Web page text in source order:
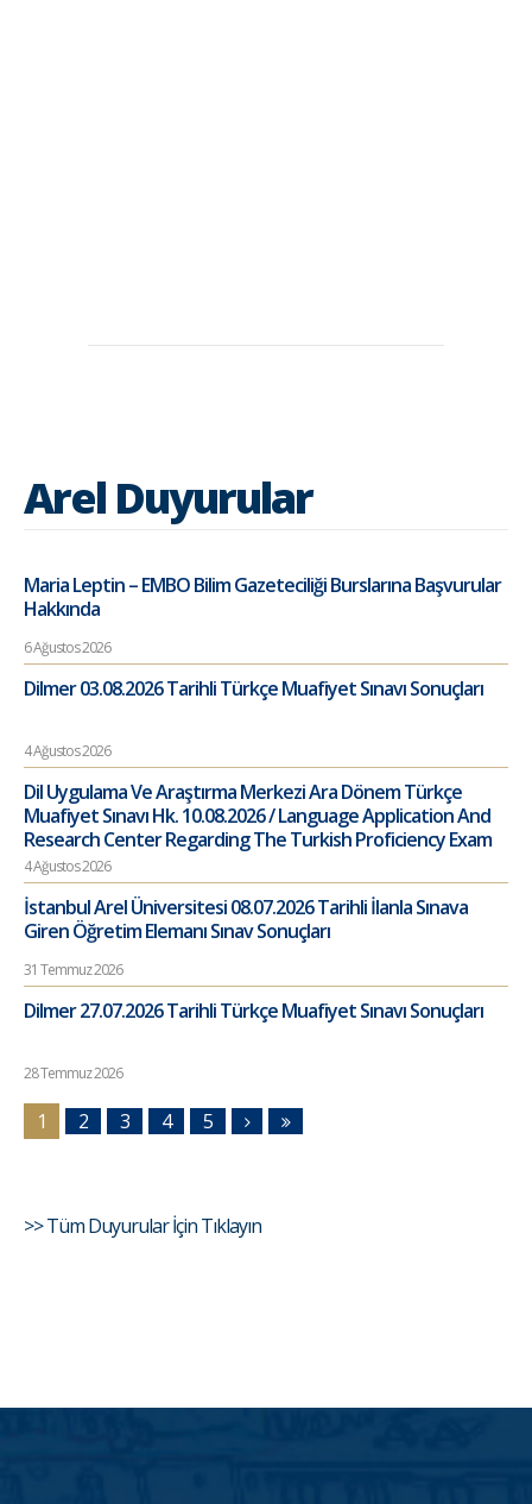
Arel Duyurular
Maria Leptin – EMBO Bilim Gazeteciliği Burslarına Başvurular
Hakkında
6 Ağustos 2026
Dilmer 03.08.2026 Tarihli Türkçe Muafiyet Sınavı Sonuçları
4 Ağustos 2026
Dil Uygulama Ve Araştırma Merkezi Ara Dönem Türkçe
Muafiyet Sınavı Hk. 10.08.2026 / Language Application And
Research Center Regarding The Turkish Proficiency Exam
4 Ağustos 2026
İstanbul Arel Üniversitesi 08.07.2026 Tarihli İlanla Sınava
Giren Öğretim Elemanı Sınav Sonuçları
31 Temmuz 2026
Dilmer 27.07.2026 Tarihli Türkçe Muafiyet Sınavı Sonuçları
28 Temmuz 2026
1 2 3 4 5
>> Tüm Duyurular İçin Tıklayın